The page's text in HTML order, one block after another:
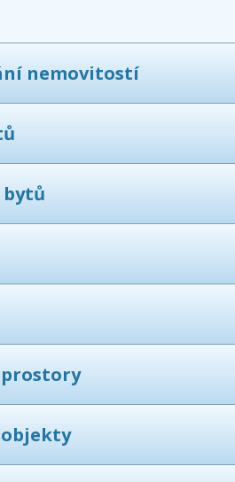
nemovitostí
bytů